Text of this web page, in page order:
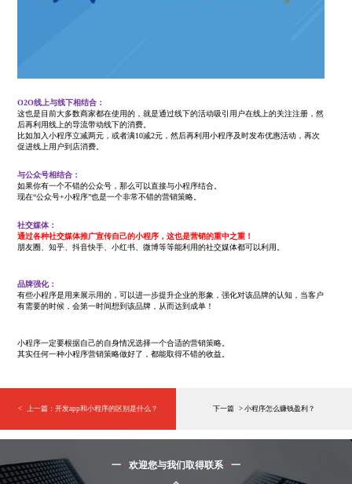
O2O线上与线下相结合：
这也是目前大多数商家都在使用的，就是通过线下的活动吸引用户在线上的关注注册，然
后再利用线上的导流带动线下的消费。
比如加入小程序立减两元，或者满10减2元，然后再利用小程序及时发布优惠活动，再次
促进线上用户到店消费。
与公众号相结合：
如果你有一个不错的公众号，那么可以直接与小程序结合。
现在“公众号+小程序”也是一个非常不错的营销策略。
社交媒体：
通过各种社交媒体推广宣传自己的小程序，这也是营销的重中之重！
朋友圈、知乎、抖音快手、小红书、微博等等能利用的社交媒体都可以利用。
品牌强化：
有些小程序是用来展示用的，可以进一步提升企业的形象，强化对该品牌的认知，当客户
有需要的时候，会第一时间想到该品牌，从而达到成单！
小程序一定要根据自己的自身情况选择一个合适的营销策略。
其实任何一种小程序营销策略做好了，都能取得不错的收益。
< 上一篇： 开发app和小程序的区别是什么？ 下一篇 > 小程序怎么赚钱盈利？
一 · 欢迎您与我们取得联系 · 一